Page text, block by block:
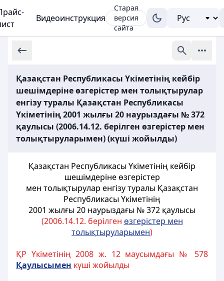
Видеоинструкция
Старая
версия
сайта
Қазақстан Республикасы Үкіметінің кейбір
шешімдеріне өзгерістер мен толықтырулар
енгізу туралы Қазақстан Республикасы
Үкіметінің 2001 жылғы 20 наурыздағы № 372
қаулысы (2006.14.12. берілген өзгерістер мен
толықтыруларымен) (күші жойылды)
Қазақстан Республикасы Үкіметінің кейбір
шешімдеріне өзгерістер
мен толықтырулар енгізу туралы Қазақстан
Республикасы Үкіметінің
2001 жылғы 20 наурыздағы № 372 қаулысы
(2006.14.12. берілген өзгерістер мен
толықтыруларымен)
ҚР Үкіметінің 2008 ж. 12 маусымдағы № 578
Қаулысымен күші жойылды